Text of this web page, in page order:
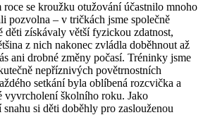
se kroužku otužování účastnilo mnoho
pozvolna – v tričkách jsme společně
děti získávaly větší fyzickou zdatnost,
z nich nakonec zvládla doběhnout až
ani drobné změny počasí. Tréninky jsme
nepříznivých povětrnostních
setkání byla oblíbená rozcvička a
vyvrcholení školního roku. Jako
si děti doběhly pro zaslouženou